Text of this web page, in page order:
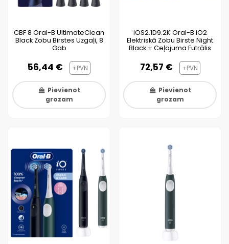
CBF 8 Oral-B UltimateClean
Black Zobu Birstes Uzgaļi, 8
Gab
56,44 € +PVN
Pievienot
grozam
iOS2.1D9.2K Oral-B iO2
Elektriskā Zobu Birste Night
Black + Ceļojuma Futrālis
72,57 € +PVN
Pievienot
grozam